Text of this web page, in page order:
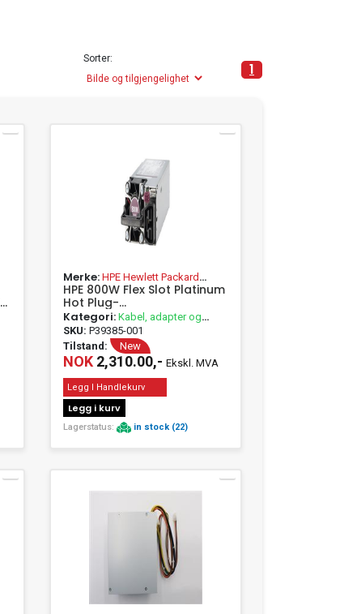
Sorter:
1
Merke: HPE Hewlett Packard
Enterprise
HPE 800W Flex Slot Platinum
Hot Plug-
strømforsyningssett
Kategori: Kabel, adapter og
passivt utstyr
SKU: P39385-001
Tilstand:
New
NOK2,310.00,- Ekskl. MVA
Legg I Handlekurv
Legg i kurv
Lagerstatus: in stock (22)